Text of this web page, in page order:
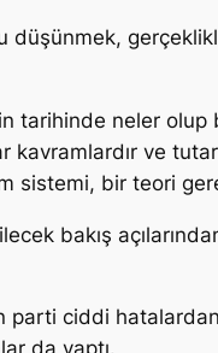
tarihinde neler
ve
sistemi, bir teori
bakış
ciddi